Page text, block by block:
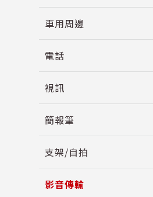
車用周邊
電話
視訊
簡報筆
支架/自拍
影音傳輸